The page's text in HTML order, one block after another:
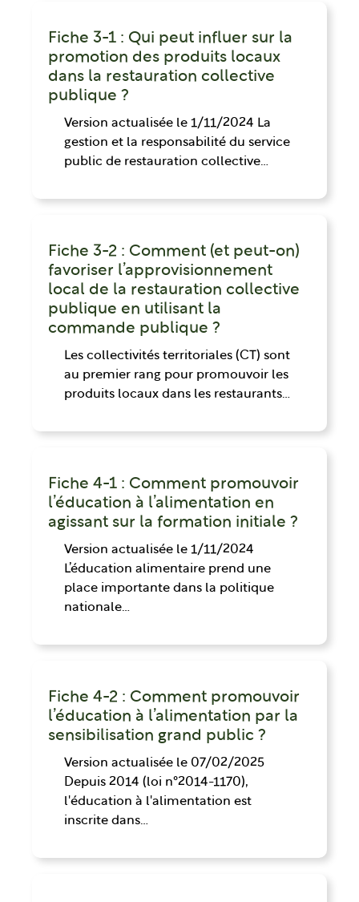
Fiche 3-1 : Qui peut influer sur la
promotion des produits locaux
dans la restauration collective
publique ?
Version actualisée le 1/11/2024 La
gestion et la responsabilité du service
public de restauration collective…
Fiche 3-2 : Comment (et peut-on)
favoriser l’approvisionnement
local de la restauration collective
publique en utilisant la
commande publique ?
Les collectivités territoriales (CT) sont
au premier rang pour promouvoir les
produits locaux dans les restaurants…
Fiche 4-1 : Comment promouvoir
l’éducation à l’alimentation en
agissant sur la formation initiale ?
Version actualisée le 1/11/2024
L’éducation alimentaire prend une
place importante dans la politique
nationale…
Fiche 4-2 : Comment promouvoir
l’éducation à l’alimentation par la
sensibilisation grand public ?
Version actualisée le 07/02/2025
Depuis 2014 (loi n°2014-1170),
l'éducation à l'alimentation est
inscrite dans…